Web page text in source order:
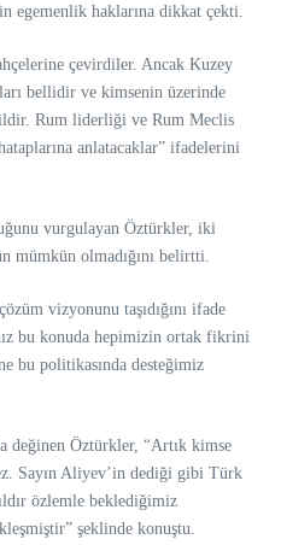
egemenlik haklarına dikkat çekti.
çevirdiler. Ancak Kuzey
bellidir ve kimsenin üzerinde
Rum liderliği ve Rum Meclis
anlatacaklar” ifadelerini
vurgulayan Öztürkler, iki
mümkün olmadığını belirtti.
vizyonunu taşıdığını ifade
bu konuda hepimizin ortak fikrini
bu politikasında desteğimiz
değinen Öztürkler, “Artık kimse
Sayın Aliyev’in dediği gibi Türk
özlemle beklediğimiz
şeklinde konuştu.